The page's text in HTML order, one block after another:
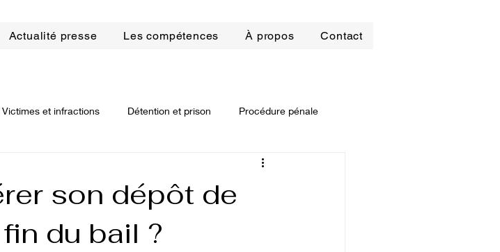
Actualité presse Les compétences À propos Contact
Victimes et infractions Détention et prison Procédure pénale
Procédure civile d'exécution
son dépôt de
du bail ?